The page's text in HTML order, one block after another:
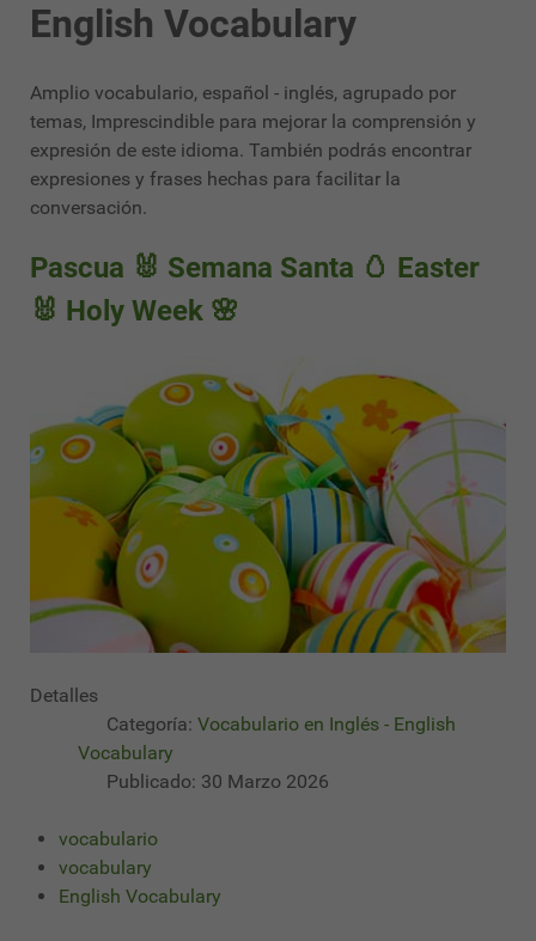
English Vocabulary
Amplio vocabulario, español - inglés, agrupado por
temas, Imprescindible para mejorar la comprensión y
expresión de este idioma. También podrás encontrar
expresiones y frases hechas para facilitar la
conversación.
Pascua 🐰 Semana Santa 🥚 Easter
🐰 Holy Week 🌸
Detalles
Categoría: Vocabulario en Inglés - English
Vocabulary
Publicado: 30 Marzo 2026
vocabulario
vocabulary
English Vocabulary